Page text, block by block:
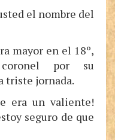
el nombre del
mayor en el 18º,
por su
triste jornada.
era un valiente!
seguro de que